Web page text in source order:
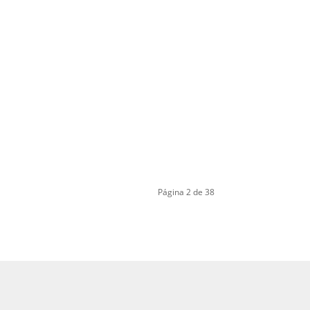
Página 2 de 38